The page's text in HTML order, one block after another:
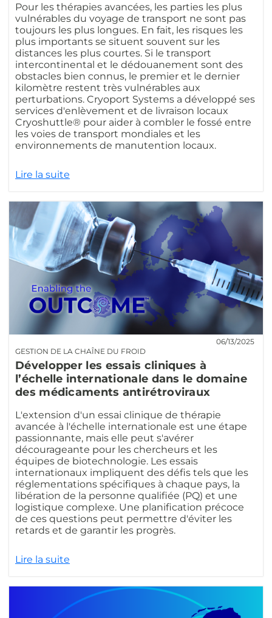
Pour les thérapies avancées, les parties les plus
vulnérables du voyage de transport ne sont pas
toujours les plus longues. En fait, les risques les
plus importants se situent souvent sur les
distances les plus courtes. Si le transport
intercontinental et le dédouanement sont des
obstacles bien connus, le premier et le dernier
kilomètre restent très vulnérables aux
perturbations. Cryoport Systems a développé ses
services d'enlèvement et de livraison locaux
Cryoshuttle® pour aider à combler le fossé entre
les voies de transport mondiales et les
environnements de manutention locaux.
Lire la suite
GESTION DE LA CHAÎNE DU FROID
06/13/2025
Développer les essais cliniques à
l’échelle internationale dans le domaine
des médicaments antirétroviraux
L'extension d'un essai clinique de thérapie
avancée à l'échelle internationale est une étape
passionnante, mais elle peut s'avérer
décourageante pour les chercheurs et les
équipes de biotechnologie. Les essais
internationaux impliquent des défis tels que les
réglementations spécifiques à chaque pays, la
libération de la personne qualifiée (PQ) et une
logistique complexe. Une planification précoce
de ces questions peut permettre d'éviter les
retards et de garantir les progrès.
Lire la suite